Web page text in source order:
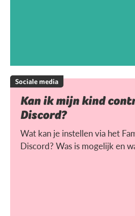
Sociale media
Kan ik mijn kind
Discord?
Wat kan je instellen via het
Discord? Was is mogelijk en